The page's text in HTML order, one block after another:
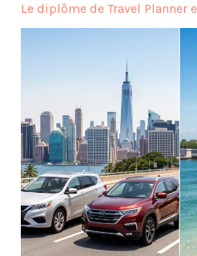
Le diplôme de Travel Planner